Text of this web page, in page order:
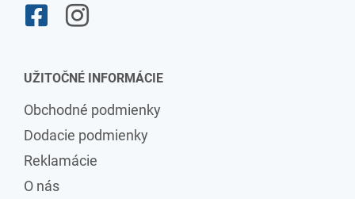
UŽITOČNÉ INFORMÁCIE
Obchodné podmienky
Dodacie podmienky
Reklamácie
O nás